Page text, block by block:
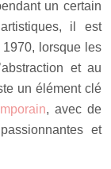
un certain
il est
lorsque les
et au
un élément clé
, avec de
et